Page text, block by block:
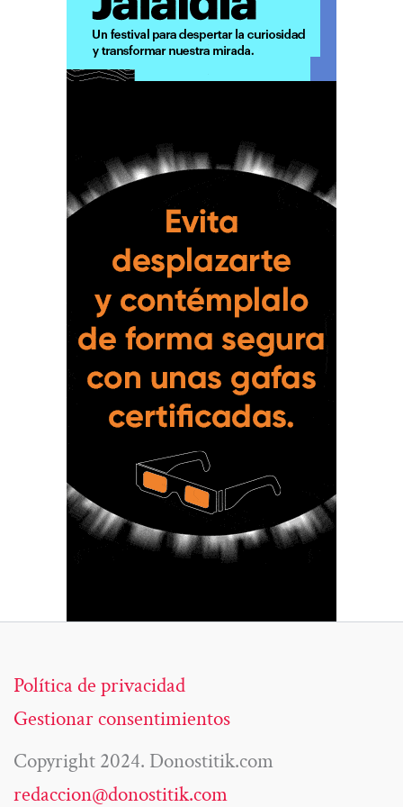
Política de privacidad
Gestionar consentimientos
Copyright 2024. Donostitik.com
redaccion@donostitik.com